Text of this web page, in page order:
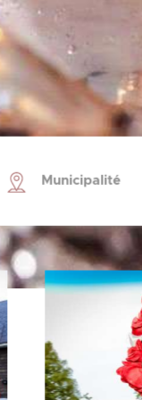
Municipalité